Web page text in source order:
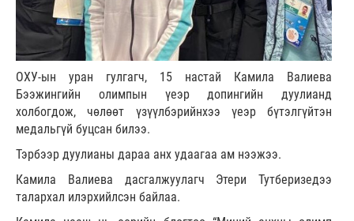
ОХУ-ын уран гулгагч, 15 настай Камила Валиева
Бээжингийн олимпын үеэр допингийн дуулианд
холбогдож, чөлөөт үзүүлбэрийнхээ үеэр бүтэлгүйтэн
медальгүй буцсан билээ.
Тэрбээр дуулианы дараа анх удаагаа ам нээжээ.
Камила Валиева дасгалжуулагч Этери Тутберизедээ
талархал илэрхийлсэн байлаа.